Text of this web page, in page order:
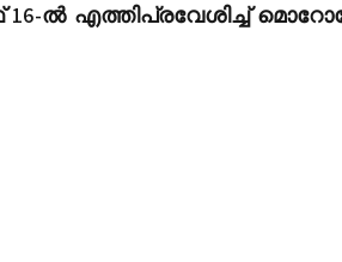
ൽ എത്തിപ്രവേശിച്ച്